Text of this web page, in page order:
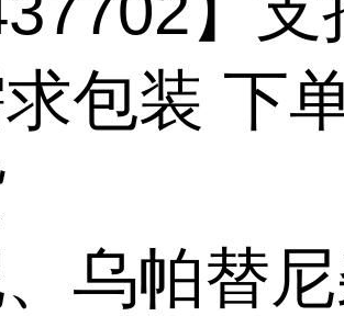
包装 下
乌帕替尼